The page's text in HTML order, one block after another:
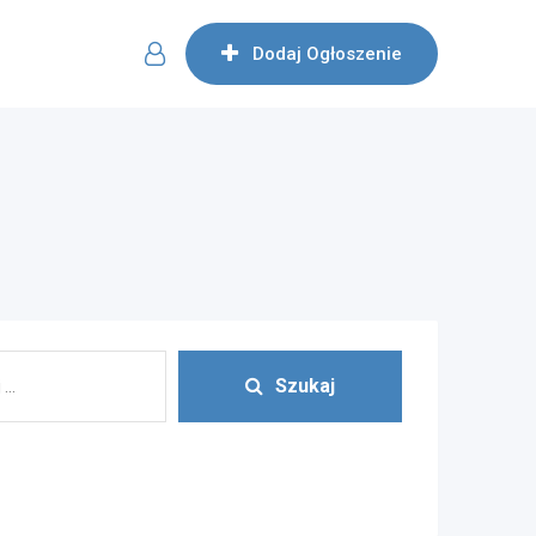
Dodaj Ogłoszenie
Szukaj